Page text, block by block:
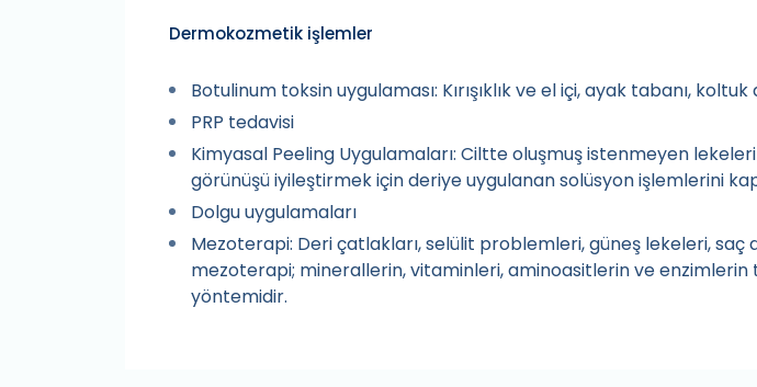
Dermokozmetik işlemler
Botulinum toksin uygulaması: Kırışıklık ve el içi, ayak tabanı,
PRP tedavisi
Kimyasal Peeling Uygulamaları: Ciltte oluşmuş istenmeyen
görünüşü iyileştirmek için deriye uygulanan solüsyon işlemlerini
Dolgu uygulamaları
Mezoterapi: Deri çatlakları, selülit problemleri, güneş lekeleri, saç
mezoterapi; minerallerin, vitaminleri, aminoasitlerin ve enzimlerin
yöntemidir.